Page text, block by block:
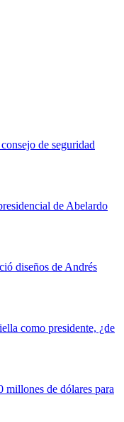
de seguridad
de Abelardo
diseños de Andrés
como presidente, ¿de
millones de dólares para